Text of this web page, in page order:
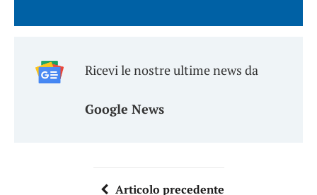
Ricevi le nostre ultime news da
Google News
Articolo precedente